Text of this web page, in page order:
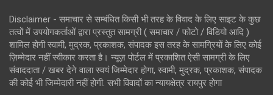
Disclaimer - समाचार से सम्बंधित किसी भी तरह के विवाद के लिए साइट के कुछ
तत्वों में उपयोगकर्ताओं द्वारा प्रस्तुत सामग्री ( समाचार / फोटो / विडियो आदि )
शामिल होगी स्वामी, मुद्रक, प्रकाशक, संपादक इस तरह के सामग्रियों के लिए कोई
ज़िम्मेदार नहीं स्वीकार करता है। न्यूज़ पोर्टल में प्रकाशित ऐसी सामग्री के लिए
संवाददाता / खबर देने वाला स्वयं जिम्मेदार होगा, स्वामी, मुद्रक, प्रकाशक, संपादक
की कोई भी जिम्मेदारी नहीं होगी. सभी विवादों का न्यायक्षेत्र रायपुर होगा